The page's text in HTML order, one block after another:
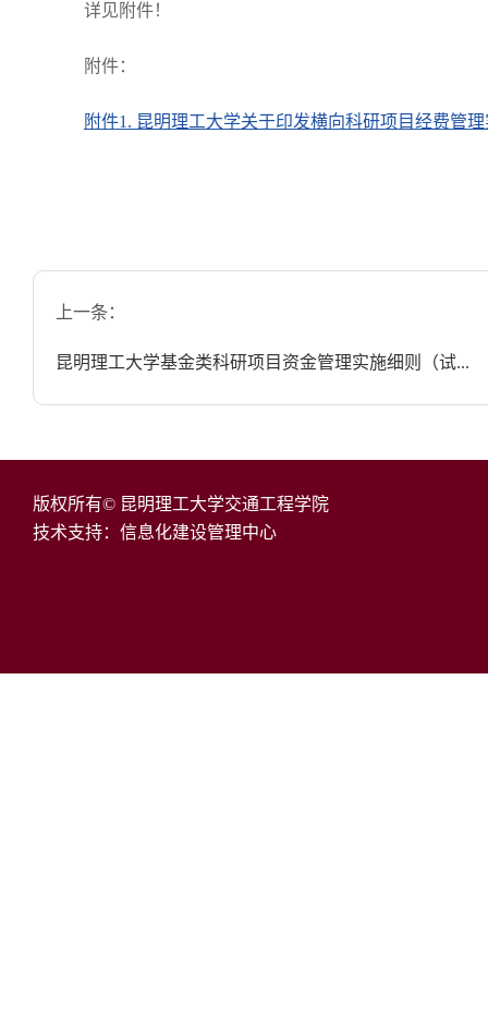
详见附件！
附件：
附件1. 昆明理工大学关于印发横向科研项目经费管理
上一条：
昆明理工大学基金类科研项目资金管理实施细则（试...
版权所有© 昆明理工大学交通工程学院
技术支持：信息化建设管理中心